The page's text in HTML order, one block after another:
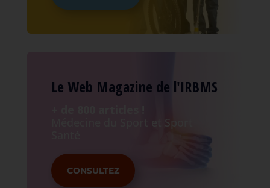
Le Web Magazine de l'IRBMS
CONSULTEZ